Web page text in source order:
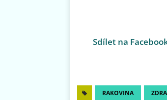
Sdílet na
RAKOVINA